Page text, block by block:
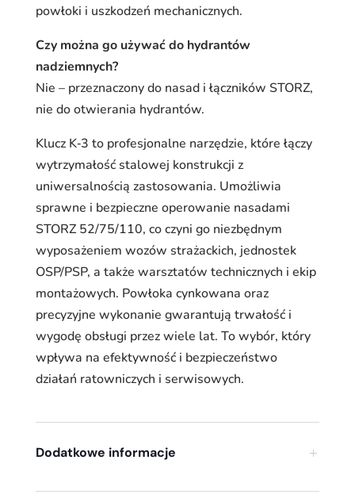
powłoki i uszkodzeń mechanicznych.
Czy można go używać do hydrantów
nadziemnych?
Nie – przeznaczony do nasad i łączników STORZ,
nie do otwierania hydrantów.
Klucz K‑3 to profesjonalne narzędzie, które łączy
wytrzymałość stalowej konstrukcji z
uniwersalnością zastosowania. Umożliwia
sprawne i bezpieczne operowanie nasadami
STORZ 52/75/110, co czyni go niezbędnym
wyposażeniem wozów strażackich, jednostek
OSP/PSP, a także warsztatów technicznych i ekip
montażowych. Powłoka cynkowana oraz
precyzyjne wykonanie gwarantują trwałość i
wygodę obsługi przez wiele lat. To wybór, który
wpływa na efektywność i bezpieczeństwo
działań ratowniczych i serwisowych.
Dodatkowe informacje